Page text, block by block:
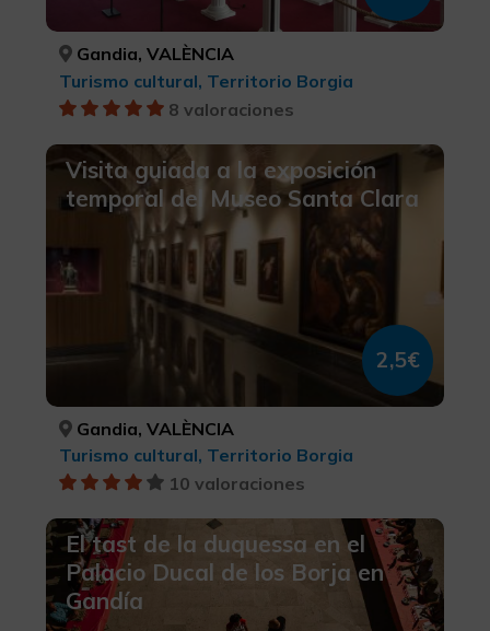
Gandia, VALÈNCIA
Turismo cultural, Territorio Borgia
8 valoraciones
Visita guiada a la exposición
temporal del Museo Santa Clara
2,5€
Gandia, VALÈNCIA
Turismo cultural, Territorio Borgia
10 valoraciones
El tast de la duquessa en el
Palacio Ducal de los Borja en
Gandía